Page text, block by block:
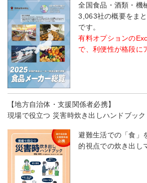
全国食品・酒類・機
3,063社の概要をま
です。
有料オプションの
で、利便性が格段に
【地方自治体・支援関係者必携】
現場で役立つ 災害時炊き出しハンドブック
避難生活での「食」
的視点での炊き出し